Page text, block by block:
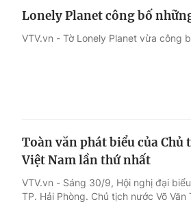
Lonely Planet công bố
VTV.vn - Tờ Lonely Planet vừa công
Toàn văn phát biểu của
Việt Nam lần thứ nhất
VTV.vn - Sáng 30/9, Hội nghị đại
TP. Hải Phòng. Chủ tịch nước Võ